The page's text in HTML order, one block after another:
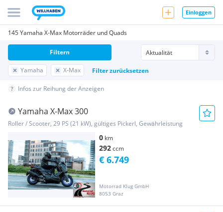
Einloggen
145 Yamaha X-Max Motorräder und Quads
Yamaha X-Max Filter zurücksetzen
Filtern
Infos zur Reihung der Anzeigen
Yamaha X-Max 300
Roller / Scooter, 29 PS (21 kW), gültiges Pickerl, Gewährleistung
0 km
292ccm
Motorrad Klug GmbH
8053 Graz
€ 6.749